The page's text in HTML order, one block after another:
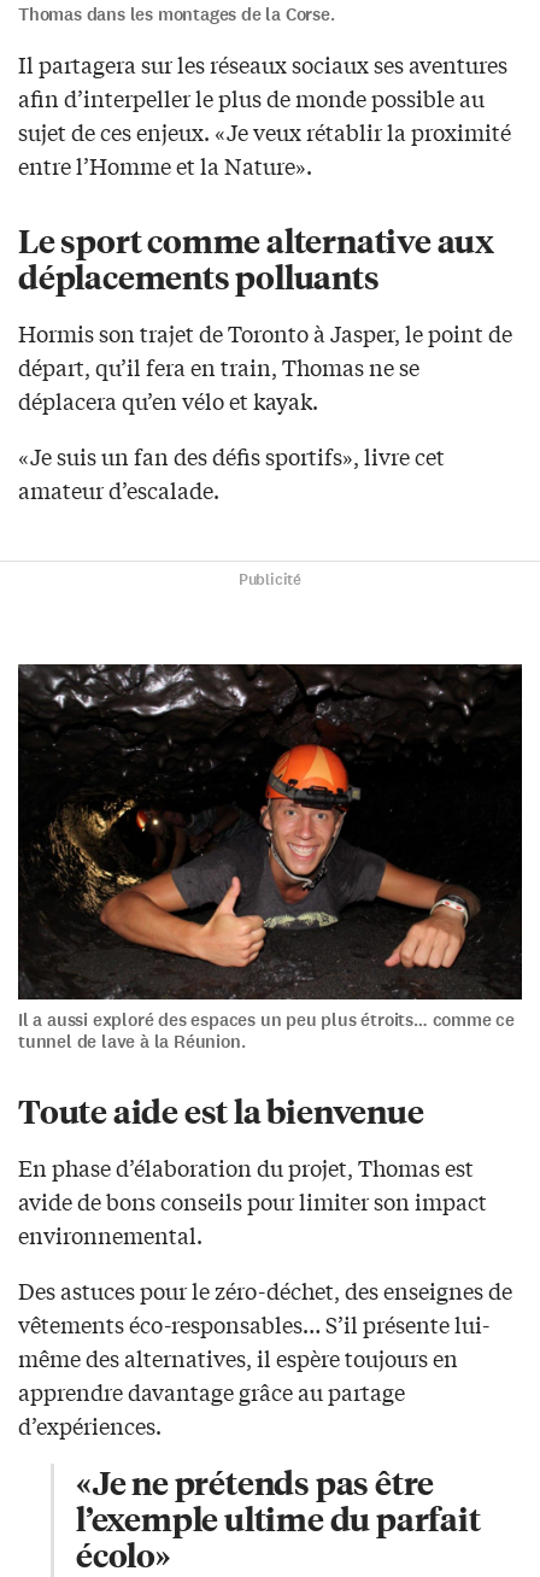
Thomas dans les montages de la Corse.
Il partagera sur les réseaux sociaux ses aventures
afin d’interpeller le plus de monde possible au
sujet de ces enjeux. «Je veux rétablir la proximité
entre l’Homme et la Nature».
Le sport comme alternative aux
déplacements polluants
Hormis son trajet de Toronto à Jasper, le point de
départ, qu’il fera en train, Thomas ne se
déplacera qu’en vélo et kayak.
«Je suis un fan des défis sportifs», livre cet
amateur d’escalade.
Publicité
Il a aussi exploré des espaces un peu plus étroits… comme ce
tunnel de lave à la Réunion.
Toute aide est la bienvenue
En phase d’élaboration du projet, Thomas est
avide de bons conseils pour limiter son impact
environnemental.
Des astuces pour le zéro-déchet, des enseignes de
vêtements éco-responsables… S’il présente lui-
même des alternatives, il espère toujours en
apprendre davantage grâce au partage
d’expériences.
«Je ne prétends pas être
l’exemple ultime du parfait
écolo»